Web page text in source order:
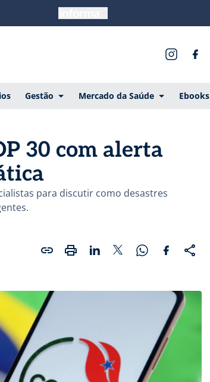
Gestão Mercado da Saúde Ebooks
30 com alerta
para discutir como desastres